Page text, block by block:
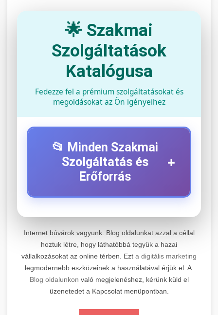
🌟 Szakmai
Szolgáltatások
Katalógusa
Fedezze fel a prémium szolgáltatásokat és
megoldásokat az Ön igényeihez
📂 Minden Szakmai
Szolgáltatás és
Erőforrás
+
+
Professzionális elektromos roller javítási és
karbantartási szolgáltatások. Szakértő
technikusaink minőségi szervízt nyújtanak
minden jelentős márkához és modellhez.
Szervizközpont Látogatása
📊 2. Online Marketing
Ügynökség
+
Átfogó online marketing szolgáltatások,
beleértve a SEO-t, közösségi média kezelést és
Internet búvárok vagyunk. Blog oldalunkat azzal a céllal
hoztuk létre, hogy láthatóbbá tegyük a hazai
vállalkozásokat az online térben. Ezt a digitális marketing
legmodernebb eszközeinek a használatával érjük el. A
Blog oldalunkon való megjelenéshez, kérünk küld el
üzenetedet a Kapcsolat menüpontban.